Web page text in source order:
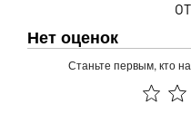
Нет оценок
Станьте первым, кто